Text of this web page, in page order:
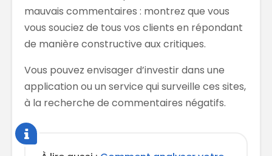
mauvais commentaires : montrez que vous
vous souciez de tous vos clients en répondant
de manière constructive aux critiques.
Vous pouvez envisagerd’investir dans une
application ou un service qui surveille ces sites,
à la recherche de commentaires négatifs.